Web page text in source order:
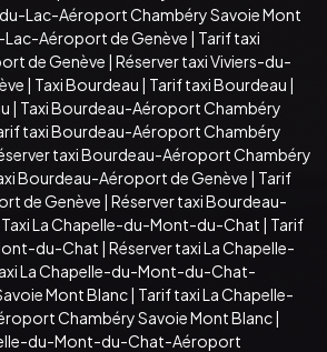
Lac-Aéroport Chambéry Savoie Mont
Lac-Aéroport de Genève | Tarif taxi
de Genève | Réserver taxi Viviers-du-
| Taxi Bourdeau | Tarif taxi Bourdeau |
| Taxi Bourdeau-Aéroport Chambéry
taxi Bourdeau-Aéroport Chambéry
taxi Bourdeau-Aéroport Chambéry
Bourdeau-Aéroport de Genève | Tarif
de Genève | Réserver taxi Bourdeau-
Taxi La Chapelle-du-Mont-du-Chat | Tarif
du-Chat | Réserver taxi La Chapelle-
La Chapelle-du-Mont-du-Chat-
Mont Blanc| Tarif taxi La Chapelle-
Chambéry Savoie Mont Blanc|
du-Mont-du-Chat-Aéroport